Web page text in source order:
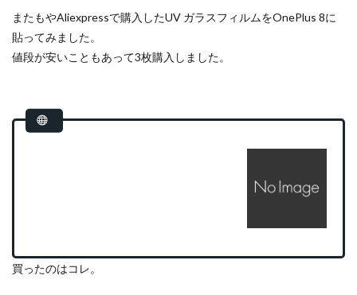
またもやAliexpressで購入したUV ガラスフィルムをOnePlus 8に
貼ってみました。
値段が安いこともあって3枚購入しました。
買ったのはコレ。